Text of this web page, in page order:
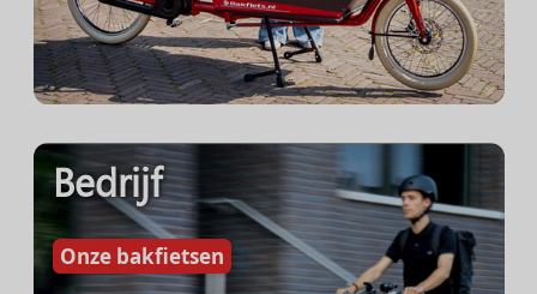
Bedrijf
Onze bakfietsen